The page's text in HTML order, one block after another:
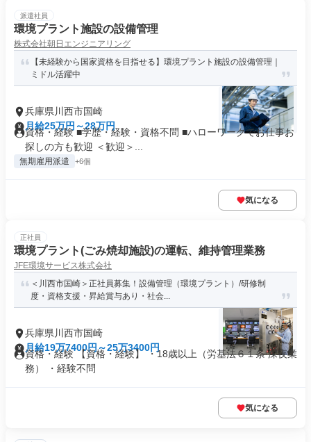
派遣社員
環境プラント施設の設備管理
株式会社朝日エンジニアリング
【未経験から国家資格を目指せる】環境プラント施設の設備管理｜
ミドル活躍中
兵庫県川西市国崎
月給25万円～28万円
資格・経験 ■学歴・経験・資格不問 ■ハローワークでお仕事お
探しの方も歓迎 ＜歓迎＞...
無期雇用派遣 +6個
気になる
正社員
環境プラント(ごみ焼却施設)の運転、維持管理業務
JFE環境サービス株式会社
＜川西市国崎＞正社員募集！設備管理（環境プラント）/研修制
度・資格支援・昇給賞与あり・社会...
兵庫県川西市国崎
月給19万7400円～25万3400円
資格・経験 【資格・経験】 ・18歳以上（労基法６１条 深夜業
務） ・経験不問
気になる